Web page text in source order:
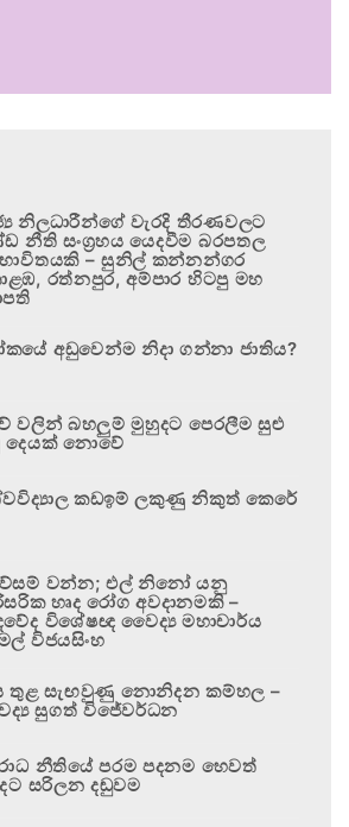
නිලධාරීන්ගේ වැරදි තීරණවලට
නීති සංග්‍රහය යෙදවීම බරපතල
– සුනිල් කන්නන්ගර
රත්නපුර, අම්පාර හිටපු මහ
අඩුවෙන්ම නිදා ගන්නා ජාතිය?
වලින් බහලුම් මුහුදට පෙරලීම සුළු
දෙයක් නොවේ
කඩඉම් ලකුණු නිකුත් කෙරේ
වන්න; එල් නිනෝ යනු
හෘද රෝග අවදානමකි –
විශේෂඥ වෛද්‍ය මහාචාර්ය
විජයසිංහ
තුළ සැඟවුණු නොනිදන කම්හල –
සුගත් විජේවර්ධන
නීතියේ පරම පදනම හෙවත්
සරිලන දඬුවම